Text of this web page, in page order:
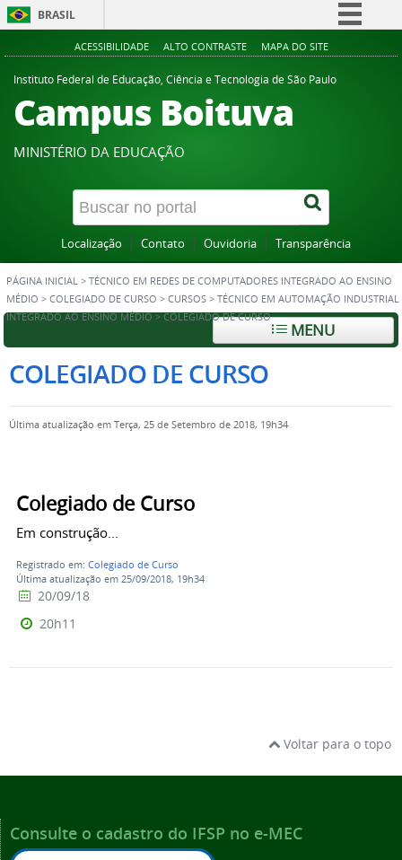
BRASIL
Simplifique!
Comunica BR
Acesso à informação
Canais
ACESSIBILIDADE ALTO CONTRASTE MAPA DO SITE
Instituto Federal de Educação, Ciência e Tecnologia de São Paulo
Campus Boituva
MINISTÉRIO DA EDUCAÇÃO
Localização Contato Ouvidoria Transparência
PÁGINA INICIAL > TÉCNICO EM REDES DE COMPUTADORES INTEGRADO AO ENSINO
MÉDIO > COLEGIADO DE CURSO > CURSOS > TÉCNICO EM AUTOMAÇÃO INDUSTRIAL
INTEGRADO AO ENSINO MÉDIO > COLEGIADO DE CURSO
MENU
COLEGIADO DE CURSO
Última atualização em Terça, 25 de Setembro de 2018, 19h34
Colegiado de Curso
Em construção...
Registrado em: Colegiado de Curso
Última atualização em 25/09/2018, 19h34
20/09/18
20h11
Voltar para o topo
Consulte o cadastro do IFSP no e-MEC